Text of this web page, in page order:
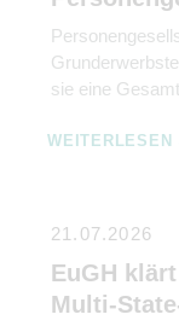
sie eine
WEITERLESEN
21.07.2026
EuGH
Multi-